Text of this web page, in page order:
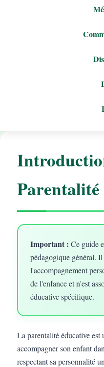
Important : Ce guide
pédagogique général.
l'accompagnement
de l'enfance et n'est
éducative spécifique.
La parentalité éducative est
accompagner son enfant
respectant sa personnalité